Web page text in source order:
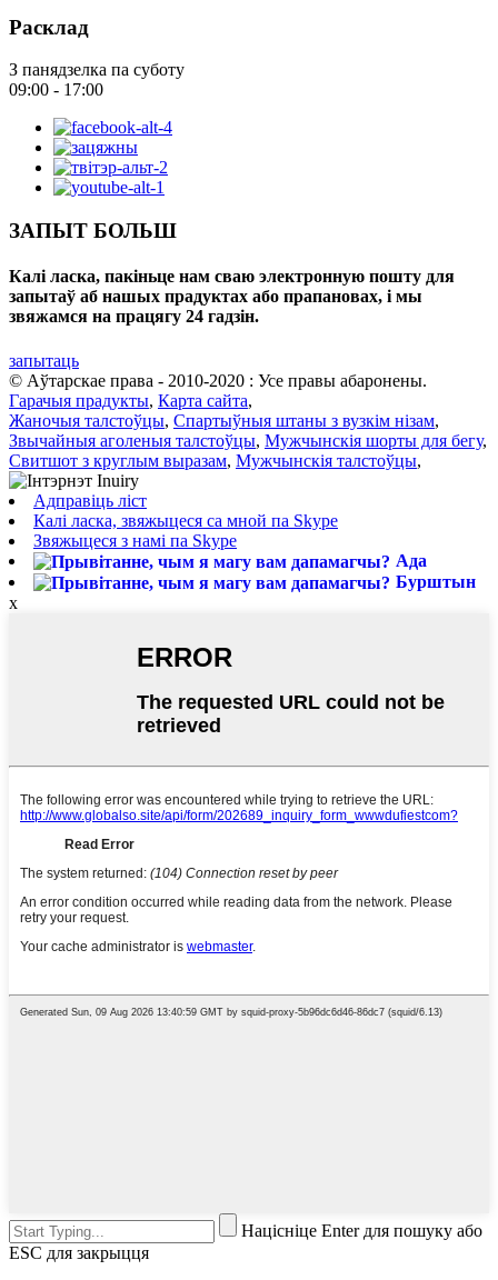
Расклад
З панядзелка па суботу
09:00 - 17:00
ЗАПЫТ БОЛЬШ
Калі ласка, пакіньце нам сваю электронную пошту для
запытаў аб нашых прадуктах або прапановах, і мы
звяжамся на працягу 24 гадзін.
запытаць
© Аўтарскае права - 2010-2020 : Усе правы абаронены.
Гарачыя прадукты, Карта сайта,
Жаночыя талстоўцы, Спартыўныя штаны з вузкім нізам,
Звычайныя аголеныя талстоўцы, Мужчынскія шорты для бегу,
Свитшот з круглым выразам, Мужчынскія талстоўцы,
Адправіць ліст
Калі ласка, звяжыцеся са мной па Skype
Звяжыцеся з намі па Skype
Ада
Бурштын
x
Націсніце Enter для пошуку або
ESC для закрыцця